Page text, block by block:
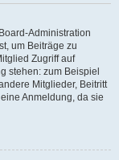
Administration
um Beiträge zu
Zugriff auf
stehen: zum Beispiel
Mitglieder, Beitritt
Anmeldung, da sie